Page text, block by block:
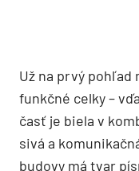
Už na prvý
funkčné celky –
časť je biela v
sivá a
budovy má tvar